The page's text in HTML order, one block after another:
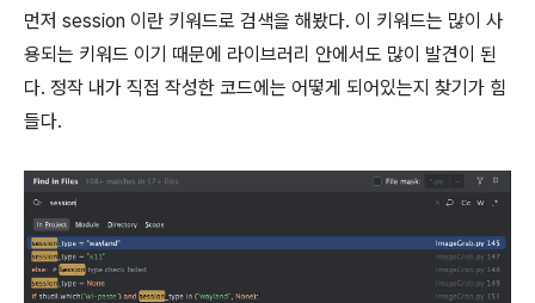
먼저 session 이란 키워드로 검색을 해봤다. 이 키워드는 많이 사
용되는 키워드 이기 때문에 라이브러리 안에서도 많이 발견이 된
다. 정작 내가 직접 작성한 코드에는 어떻게 되어있는지 찾기가 힘
들다.